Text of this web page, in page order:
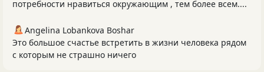
потребности нравиться окружающим , тем более всем....
Angelina Lobankova Boshar
Это большое счастье встретить в жизни человека рядом
с которым не страшно ничего